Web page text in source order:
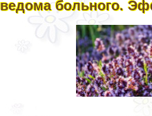
ведома больного.